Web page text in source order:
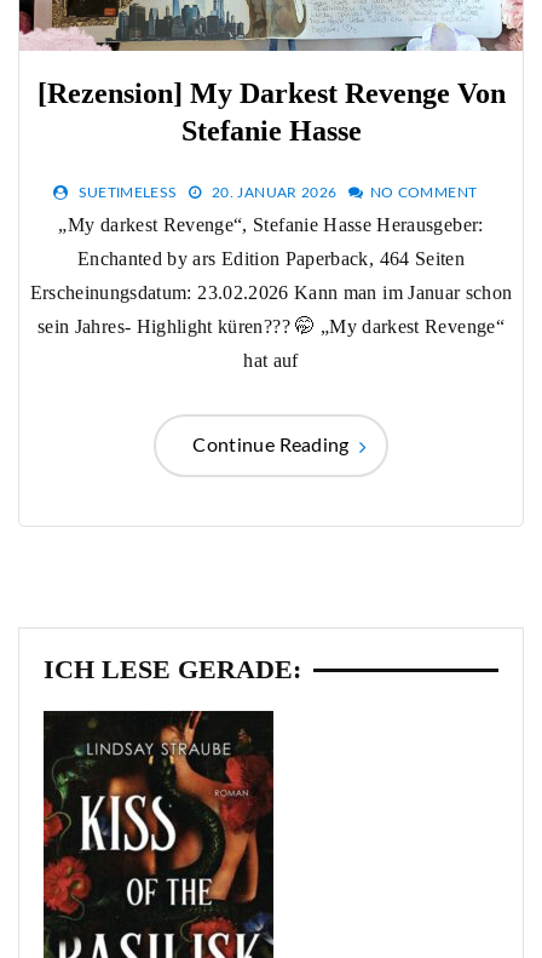
[Rezension] My Darkest Revenge Von
Stefanie Hasse
SUETIMELESS 20. JANUAR 2026 NO COMMENT
„My darkest Revenge“, Stefanie Hasse Herausgeber:
Enchanted by ars Edition Paperback, 464 Seiten
Erscheinungsdatum: 23.02.2026 Kann man im Januar schon
sein Jahres- Highlight küren??? 🤭 „My darkest Revenge“
hat auf
Continue Reading
ICH LESE GERADE: